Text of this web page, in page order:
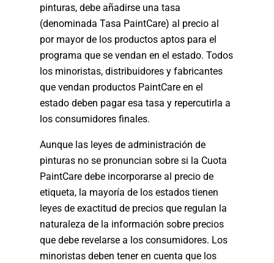
pinturas, debe añadirse una tasa
(denominada Tasa PaintCare) al precio al
por mayor de los productos aptos para el
programa que se vendan en el estado. Todos
los minoristas, distribuidores y fabricantes
que vendan productos PaintCare en el
estado deben pagar esa tasa y repercutirla a
los consumidores finales.
Aunque las leyes de administración de
pinturas no se pronuncian sobre si la Cuota
PaintCare debe incorporarse al precio de
etiqueta, la mayoría de los estados tienen
leyes de exactitud de precios que regulan la
naturaleza de la información sobre precios
que debe revelarse a los consumidores. Los
minoristas deben tener en cuenta que los